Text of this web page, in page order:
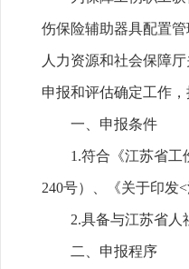
伤保险辅助器具配置
人力资源和社会保障
申报和评估确定工作
一、申报条件
1.符合《江苏省工
240号）、《关于印发
2.具备与江苏省
二、申报程序